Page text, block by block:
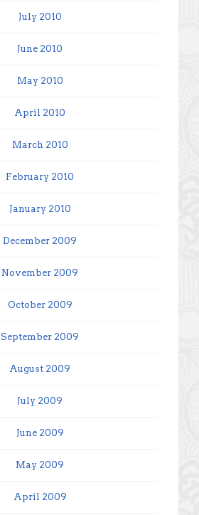
July 2010
June 2010
May 2010
April 2010
March 2010
February 2010
January 2010
December 2009
November 2009
October 2009
September 2009
August 2009
July 2009
June 2009
May 2009
April 2009